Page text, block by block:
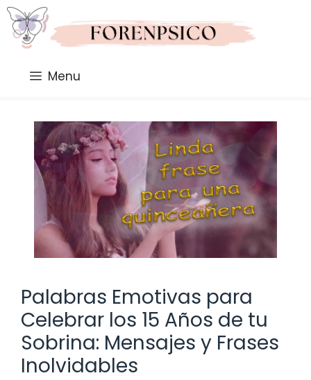
Saltar
al
contenido
Menu
Palabras Emotivas para
Celebrar los 15 Años de tu
Sobrina: Mensajes y Frases
Inolvidables